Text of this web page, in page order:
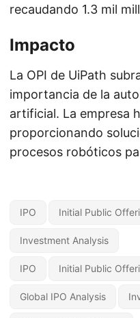
recaudando 1.3 mil
Impacto
La OPI de UiPath
importancia de la
artificial. La empresa
proporcionando
procesos robóticos
IPO Initial Public
Investment Analysis
IPO Initial Public
Global IPO Analysis